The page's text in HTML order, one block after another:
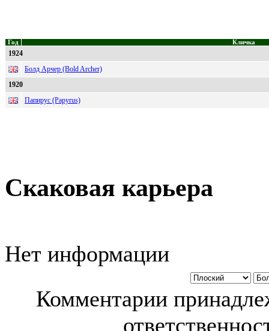
Год Кличка
1924
Болд Арчер (Bold Archer)
1920
Папирус (Papyrus)
Скаковая карьера
Нет информации
Комментарии